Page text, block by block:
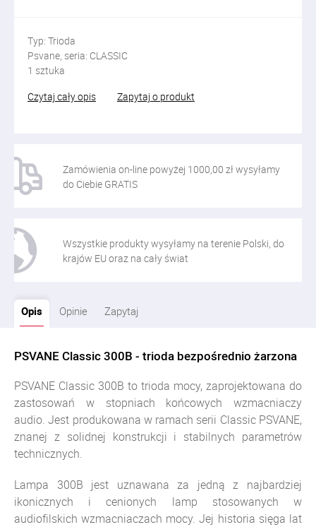
Typ: Trioda
Psvane, seria: CLASSIC
1 sztuka
Czytaj cały opis
Zapytaj o produkt
Zamówienia on-line powyżej 1000,00 zł wysyłamy
do Ciebie GRATIS
Wszystkie produkty wysyłamy na terenie Polski, do
krajów EU oraz na cały świat
Opis Opinie Zapytaj
PSVANE Classic 300B - trioda bezpośrednio żarzona
PSVANE Classic 300B to trioda mocy, zaprojektowana do
zastosowań w stopniach końcowych wzmacniaczy
audio. Jest produkowana w ramach serii Classic PSVANE,
znanej z solidnej konstrukcji i stabilnych parametrów
technicznych.
Lampa 300B jest uznawana za jedną z najbardziej
ikonicznych i cenionych lamp stosowanych w
audiofilskich wzmacniaczach mocy. Jej historia sięga lat